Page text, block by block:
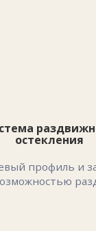
остекления
профиль и